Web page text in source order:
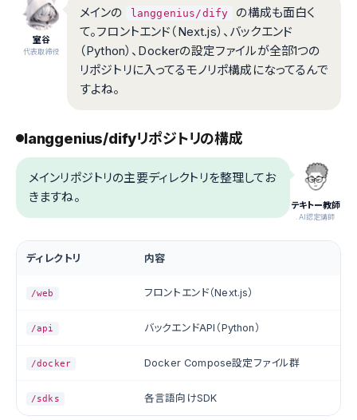
室谷
代表取締役
メインの langgenius/dify
の構成も面白く
て。フロントエンド（Next.js）、バックエンド
（Python）、Dockerの設定ファイルが全部1つの
リポジトリに入ってるモノリポ構成になってるんで
すよね。
langgenius/difyリポジトリの構成
テキトー教師
.AI認定講師
メインリポジトリの主要ディレクトリを整理してお
きますね。
ディレクトリ 内容
/web フロントエンド（Next.js）
/api バックエンドAPI（Python）
/docker Docker Compose設定ファイル群
/sdks 各言語向けSDK